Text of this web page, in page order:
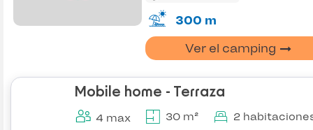
300 m
Ver el camping
Mobile home - Terraza
4 max 30 m² 2